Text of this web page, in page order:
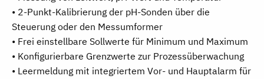
• 2-Punkt-Kalibrierung der pH-Sonden über die
Steuerung oder den Messumformer
• Frei einstellbare Sollwerte für Minimum und Maximum
• Konfigurierbare Grenzwerte zur Prozessüberwachung
• Leermeldung mit integriertem Vor- und Hauptalarm für